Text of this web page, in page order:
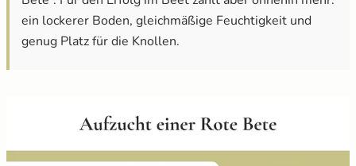
ein lockerer Boden, gleichmäßige Feuchtigkeit und
genug Platz für die Knollen.
Salat
Zucchini